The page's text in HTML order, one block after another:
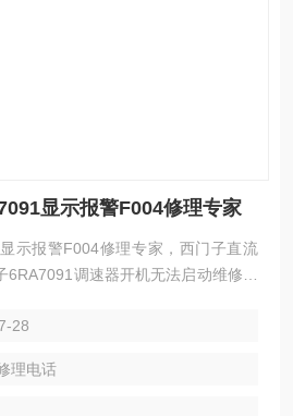
显示报警F004修理专家
示报警F004修理专家，西门子直流
调速器开机无法启动维修，
出维修，开机无显示维修，启动无励
板故障维修，控制板坏维修，转速不
，过流，过压，过热，
28
理电话